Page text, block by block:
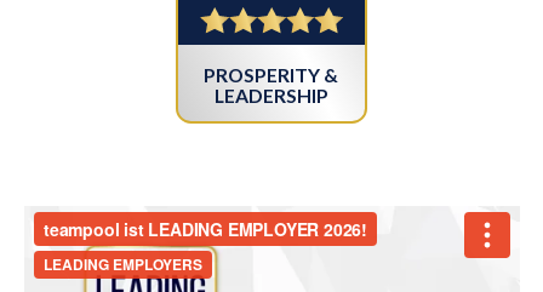
PROSPERITY &
LEADERSHIP